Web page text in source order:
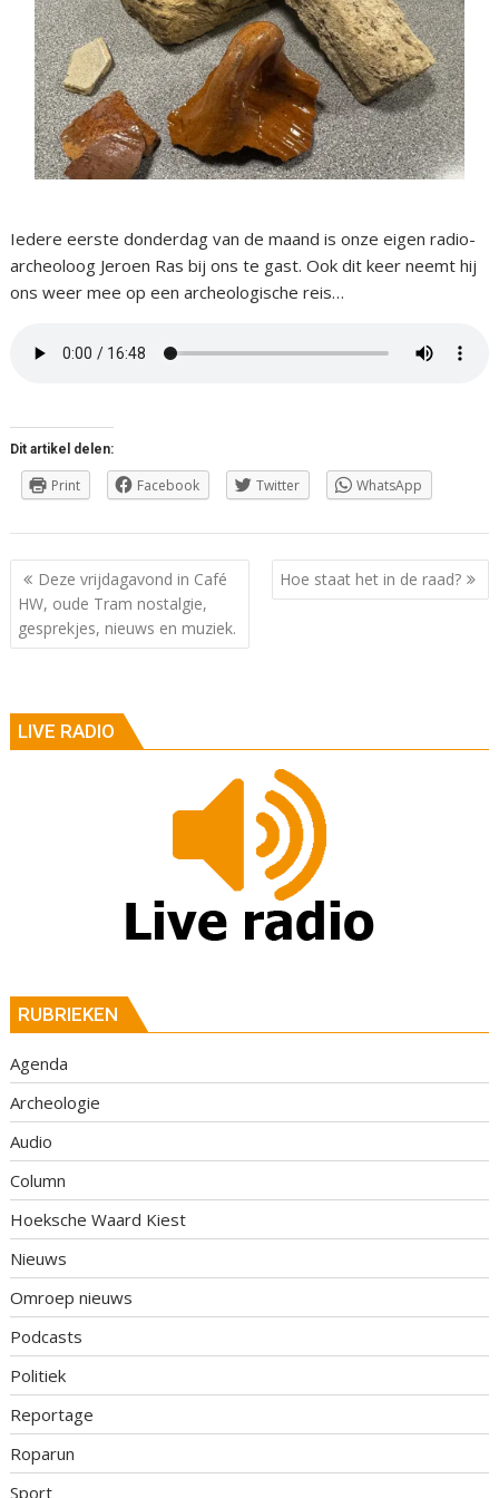
Iedere eerste donderdag van de maand is onze eigen radio-
archeoloog Jeroen Ras bij ons te gast. Ook dit keer neemt hij
ons weer mee op een archeologische reis…
Dit artikel delen:
Print Facebook Twitter WhatsApp
Berichtnavigatie
Deze vrijdagavond in Café
HW, oude Tram nostalgie,
gesprekjes, nieuws en muziek.
Hoe staat het in de raad?
LIVE RADIO
RUBRIEKEN
Agenda
Archeologie
Audio
Column
Hoeksche Waard Kiest
Nieuws
Omroep nieuws
Podcasts
Politiek
Reportage
Roparun
Sport